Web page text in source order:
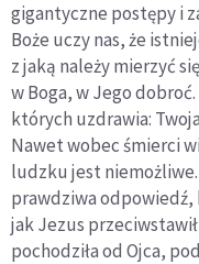
gigantyczne postępy i
Boże uczy nas, że
z jaką należy mierzyć
w Boga, w Jego
których uzdrawia:
Nawet wobec śmierci
ludzku jest niemożliwe.
prawdziwa odpowiedź,
jak Jezus przeciwstawił
pochodziła od Ojca,